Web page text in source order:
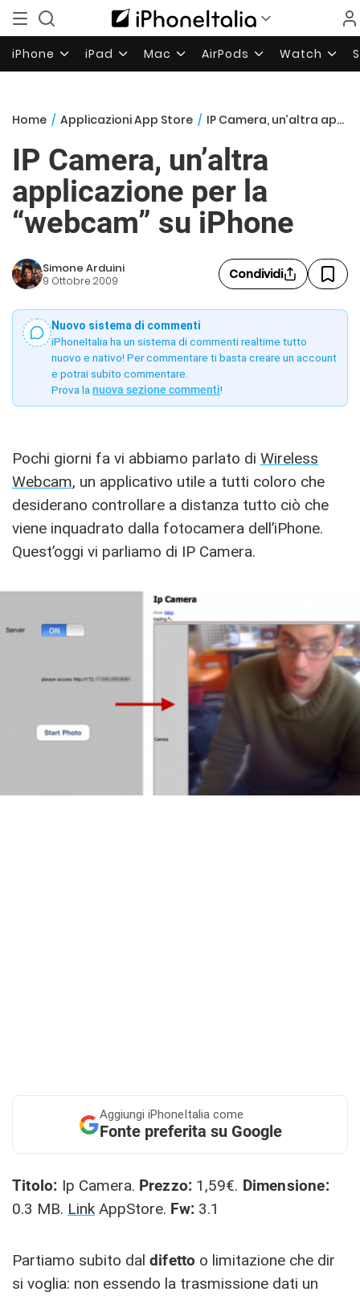
iPhone iPad Mac AirPods Watch
Home / Applicazioni App Store / IP Camera, un’altra applicazione per la “webcam” su iPhone
IP Camera, un’altra
applicazione per la
“webcam” su iPhone
Simone Arduini
9 Ottobre 2009 Condividi
Nuovo sistema di commenti
iPhoneItalia ha un sistema di commenti realtime tutto
nuovo e nativo! Per commentare ti basta creare un account
e potrai subito commentare.
Prova la nuova sezione commenti!
Pochi giorni fa vi abbiamo parlato di Wireless
Webcam, un applicativo utile a tutti coloro che
desiderano controllare a distanza tutto ciò che
viene inquadrato dalla fotocamera dell’iPhone.
Quest’oggi vi parliamo di IP Camera.
Aggiungi iPhoneItalia come
Fonte preferita su Google
Titolo: Ip Camera. Prezzo: 1,59€. Dimensione:
0.3 MB. Link AppStore. Fw: 3.1
Partiamo subito dal difetto o limitazione che dir
si voglia: non essendo la trasmissione dati un